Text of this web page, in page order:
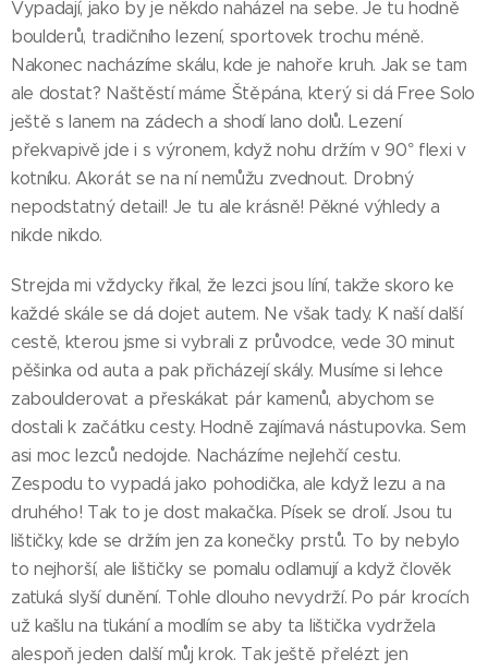
Vypadají, jako by je někdo naházel na sebe. Je tu hodně
boulderů, tradičního lezení, sportovek trochu méně.
Nakonec nacházíme skálu, kde je nahoře kruh. Jak se tam
ale dostat? Naštěstí máme Štěpána, který si dá Free Solo
ještě s lanem na zádech a shodí lano dolů. Lezení
překvapivě jde i s výronem, když nohu držím v 90° flexi v
kotníku. Akorát se na ní nemůžu zvednout. Drobný
nepodstatný detail! Je tu ale krásně! Pěkné výhledy a
nikde nikdo.
Strejda mi vždycky říkal, že lezci jsou líní, takže skoro ke
každé skále se dá dojet autem. Ne však tady. K naší další
cestě, kterou jsme si vybrali z průvodce, vede 30 minut
pěšinka od auta a pak přicházejí skály. Musíme si lehce
zaboulderovat a přeskákat pár kamenů, abychom se
dostali k začátku cesty. Hodně zajímavá nástupovka. Sem
asi moc lezců nedojde. Nacházíme nejlehčí cestu.
Zespodu to vypadá jako pohodička, ale když lezu a na
druhého! Tak to je dost makačka. Písek se drolí. Jsou tu
lištičky, kde se držím jen za konečky prstů. To by nebylo
to nejhorší, ale lištičky se pomalu odlamují a když člověk
zaťuká slyší dunění. Tohle dlouho nevydrží. Po pár krocích
už kašlu na ťukání a modlím se aby ta lištička vydržela
alespoň jeden další můj krok. Tak ještě přelézt jen